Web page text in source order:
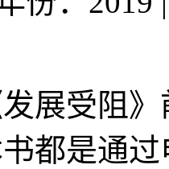
展受阻
都是通